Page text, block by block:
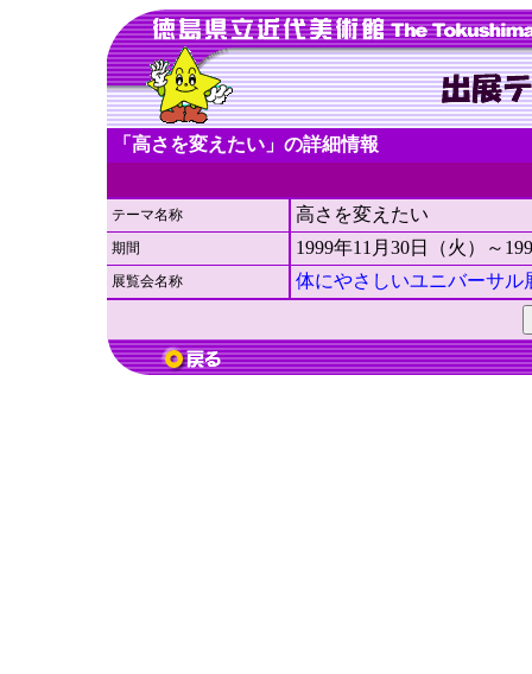
「高さを変えたい」の詳細情報
テーマ名称 高さを変えたい
期間 1999年11月30日（火）～
展覧会名称 体にやさしいユニバーサル